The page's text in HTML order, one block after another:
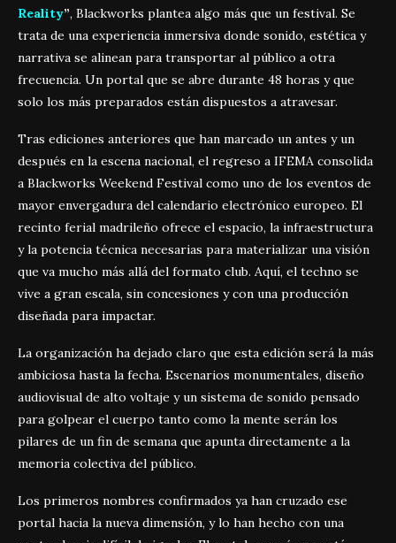
Reality”, Blackworks plantea algo más que un festival. Se
trata de una experiencia inmersiva donde sonido, estética y
narrativa se alinean para transportar al público a otra
frecuencia. Un portal que se abre durante 48 horas y que
solo los más preparados están dispuestos a atravesar.
Tras ediciones anteriores que han marcado un antes y un
después en la escena nacional, el regreso a IFEMA consolida
a Blackworks Weekend Festival como uno de los eventos de
mayor envergadura del calendario electrónico europeo. El
recinto ferial madrileño ofrece el espacio, la infraestructura
y la potencia técnica necesarias para materializar una visión
que va mucho más allá del formato club. Aquí, el techno se
vive a gran escala, sin concesiones y con una producción
diseñada para impactar.
La organización ha dejado claro que esta edición será la más
ambiciosa hasta la fecha. Escenarios monumentales, diseño
audiovisual de alto voltaje y un sistema de sonido pensado
para golpear el cuerpo tanto como la mente serán los
pilares de un fin de semana que apunta directamente a la
memoria colectiva del público.
Los primeros nombres confirmados ya han cruzado ese
portal hacia la nueva dimensión, y lo han hecho con una